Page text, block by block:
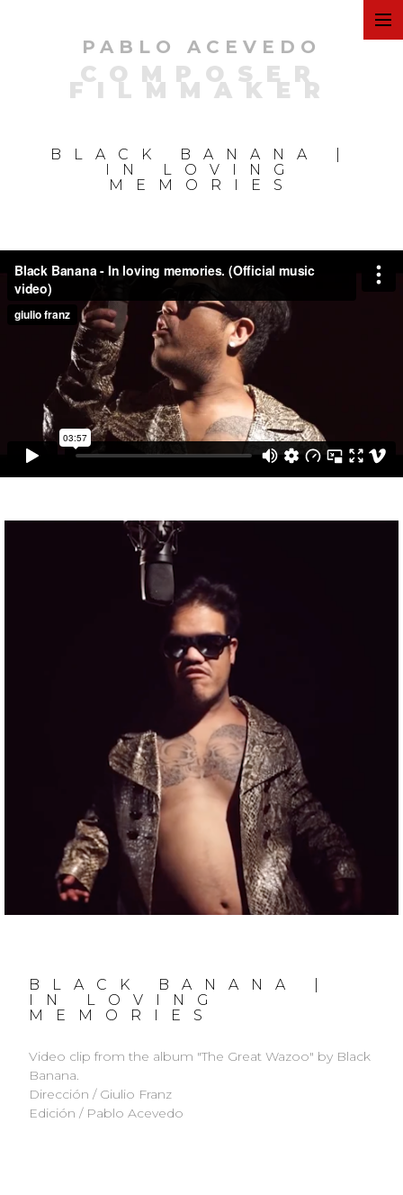
PABLO ACEVEDO
COMPOSER
FILMMAKER
PERSONAL
MUSIC
ABOUT
BLACK BANANA |
IN LOVING
MEMORIES
BLACK BANANA |
IN LOVING
MEMORIES
Video clip from the album "The Great Wazoo" by Black
Banana.
Dirección / Giulio Franz
Edición / Pablo Acevedo